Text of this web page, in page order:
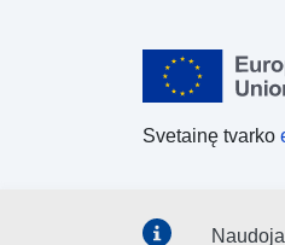
Svetainę tvarko